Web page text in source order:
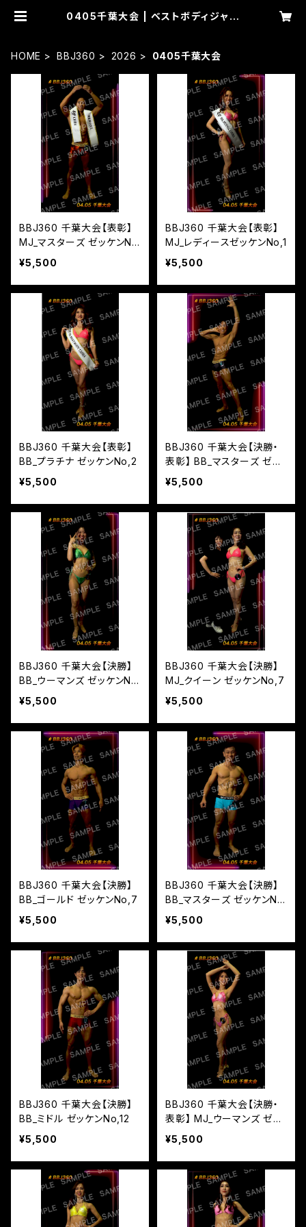
0405千葉大会 | ベストボディジャパ
HOME
BBJ360 2026 0405千葉大会
BBJ360 千葉大会【表彰】
MJ_マスターズ ゼッケンN
o,11
¥5,500
BBJ360 千葉大会【表彰】
MJ_レディースゼッケンNo,1
¥5,500
BBJ360 千葉大会【表彰】
BB_プラチナ ゼッケンNo,2
¥5,500
BBJ360 千葉大会【決勝・
表彰】 BB_マスターズ ゼッ
ケンNo,8
¥5,500
BBJ360 千葉大会【決勝】
BB_ウーマンズ ゼッケンN
o,6
¥5,500
BBJ360 千葉大会【決勝】
MJ_クイーン ゼッケンNo,7
¥5,500
BBJ360 千葉大会【決勝】
BB_ゴールド ゼッケンNo,7
¥5,500
BBJ360 千葉大会【決勝】
BB_マスターズ ゼッケンN
o,6
¥5,500
BBJ360 千葉大会【決勝】
BB_ミドル ゼッケンNo,12
¥5,500
BBJ360 千葉大会【決勝・
表彰】 MJ_ウーマンズ ゼッ
ケンNo,5
¥5,500